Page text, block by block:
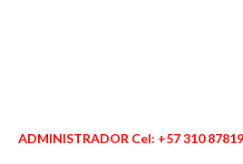
ADMINISTRADOR Cel: +57 310